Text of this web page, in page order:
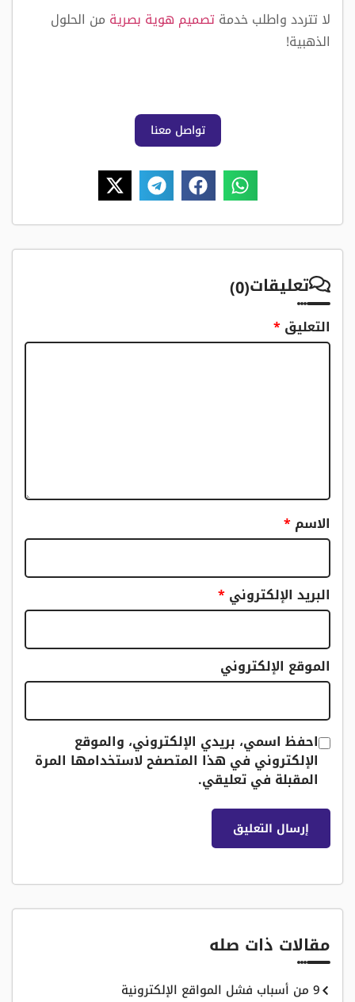
لا تتردد واطلب خدمةتصميم هوية بصرية من الحلول
الذهبية!
تواصل معنا
تعليقات(0)
التعليق*
الاسم*
البريد الإلكتروني*
الموقع الإلكتروني
احفظ اسمي، بريدي الإلكتروني، والموقع
الإلكتروني في هذا المتصفح لاستخدامها المرة
المقبلة في تعليقي.
مقالات ذات صله
9 من أسباب فشل المواقع الإلكترونية